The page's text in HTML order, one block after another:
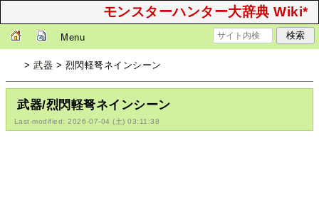
モンスターハンター大辞典 Wiki*
Menu
>武器 > 烈閃軽弩ネインシーン
武器/烈閃軽弩ネインシーン
Last-modified: 2026-07-04 (土) 03:11:38